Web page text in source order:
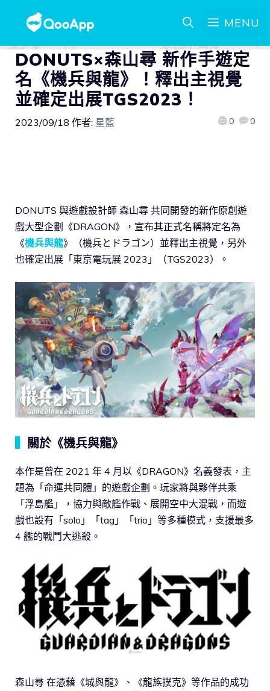
MENU
DONUTS×森山尋 新作手遊定
名《機兵與龍》！釋出主視覺
並確定出展TGS2023！
2023/09/18 作者: 星藍 0 0
DONUTS 與遊戲設計師 森山尋 共同開發的新作原創遊
戲大型企劃《DRAGON》，宣布其正式名稱將定名為
《機兵與龍》（機兵とドラゴン）並釋出主視覺，另外
也確定出展「東京電玩展 2023」（TGS2023）。
關於《機兵與龍》
本作是曾在 2021 年 4 月以《DRAGON》名義發表，主
題為「命運共同體」的遊戲企劃。玩家將與夥伴共乘
「浮島艦」，協力與敵艦作戰、展開空中大混戰，而遊
戲也設有「solo」「tag」「trio」等多種模式，支援最多
4 艦的戰鬥大逃殺。
森山尋 在憑藉《城與龍》、《龍族撲克》等作品的成功